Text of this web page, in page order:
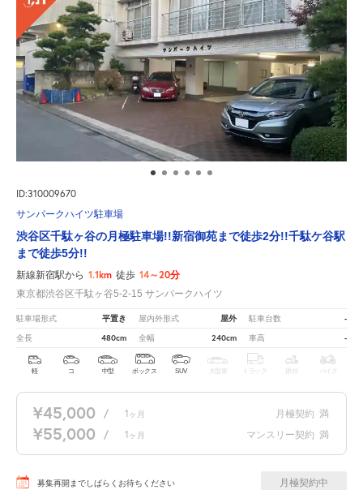
ID:310009670
サンパークハイツ駐車場
渋谷区千駄ヶ谷の月極駐車場!!新宿御苑まで徒歩2分!!千駄ケ谷駅
まで徒歩5分!!
新線新宿駅から 1.1km 徒歩 14～20分
東京都渋谷区千駄ヶ谷5-2-15 サンパークハイツ
駐車場形式 平置き 屋内外形式 屋外 駐車台数 -
全長 480cm 全幅 240cm 車高 -
軽 コ 中型 ボックス SUV 大型車 トラック 原付 バイク
¥45,000 / 1 ヶ月 月極契約 満
¥55,000 / 1 ヶ月 マンスリー契約 満
募集再開までしばらくお待ちください 月極契約中